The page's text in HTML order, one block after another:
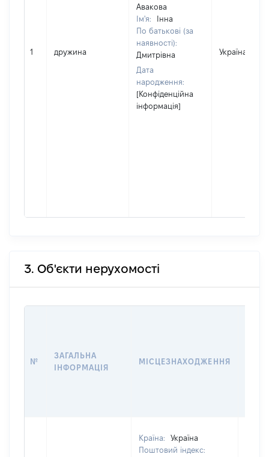
1 дружина
Авакова
Ім'я:
Інна
По батькові (за
наявності):
Дмитрівна
Дата
народження:
[Конфіденційна
інформація]
Україна
3. Об'єкти нерухомості
№
ЗАГАЛЬНА
ІНФОРМАЦІЯ
МІСЦЕЗНАХОДЖЕННЯ
Країна:
Україна
Поштовий індекс: